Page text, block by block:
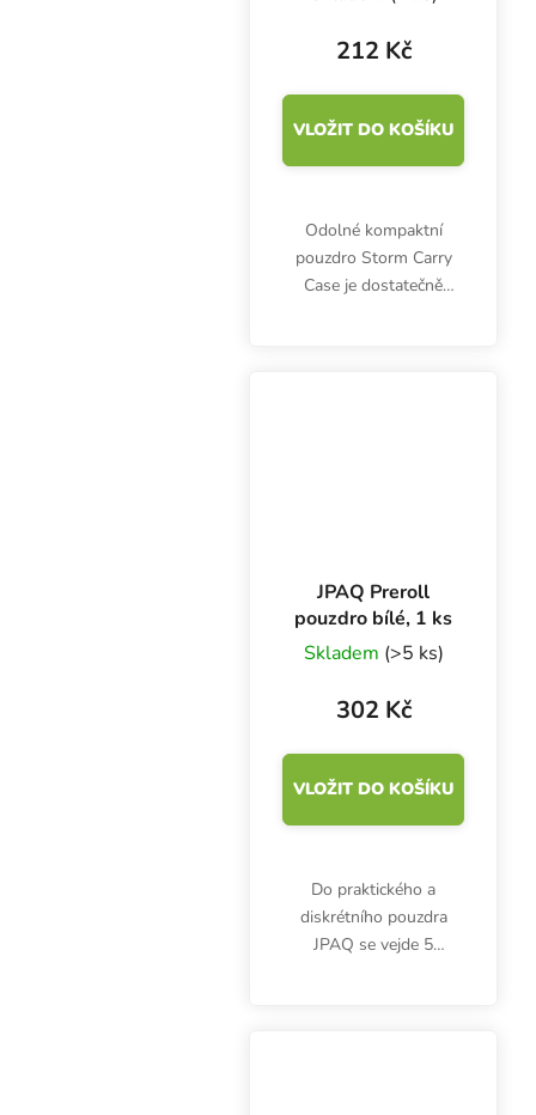
212 Kč
VLOŽIT DO KOŠÍKU
Odolné kompaktní
pouzdro Storm Carry
Case je dostatečně
JPAQ Preroll
pouzdro bílé, 1 ks
Skladem (>5 ks)
302 Kč
VLOŽIT DO KOŠÍKU
Do praktického a
diskrétního pouzdra
JPAQ se vejde 5